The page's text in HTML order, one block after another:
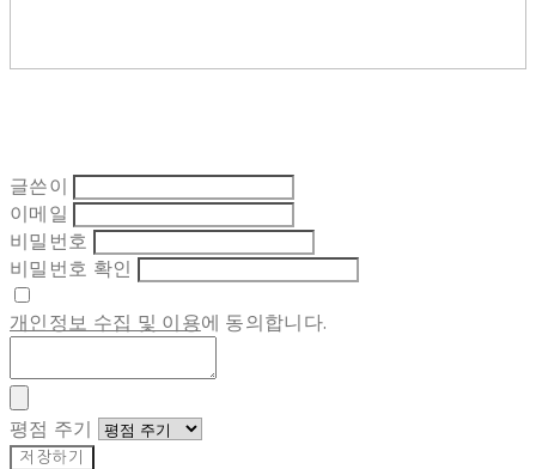
글쓴이
이메일
비밀번호
비밀번호 확인
개인정보 수집 및 이용에 동의합니다.
평점 주기
저장하기